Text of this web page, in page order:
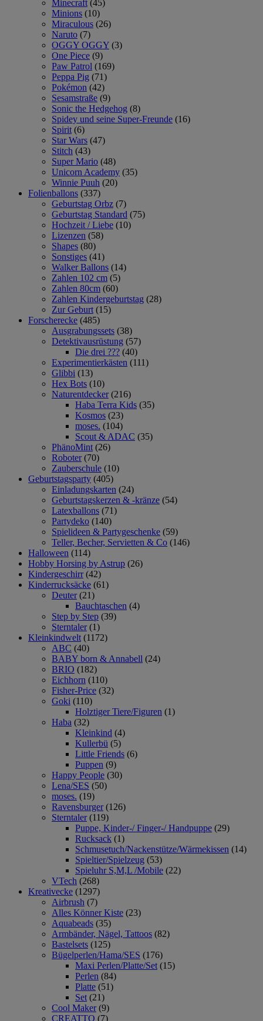
Minecraft (45)
Minions (10)
Miraculous (26)
Naruto (7)
OGGY OGGY (3)
One Piece (9)
Paw Patrol (169)
Peppa Pig (71)
Pokémon (42)
Sesamstraße (9)
Sonic the Hedgehog (8)
Spidey und seine Super-Freunde (16)
Spirit (6)
Star Wars (47)
Stitch (43)
Super Mario (48)
Unicorn Academy (35)
Winnie Puuh (20)
Folienballons (337)
Geburtstag Orbz (7)
Geburtstag Standard (75)
Hochzeit / Liebe (10)
Lizenzen (58)
Shapes (80)
Sonstiges (41)
Walker Ballons (14)
Zahlen 102 cm (5)
Zahlen 80cm (60)
Zahlen Kindergeburtstag (28)
Zur Geburt (15)
Forscherecke (485)
Ausgrabungssets (38)
Detektivausrüstung (57)
Die drei ??? (40)
Experimentierkästen (111)
Glibbi (13)
Hex Bots (10)
Naturentdecker (216)
Haba Terra Kids (35)
Kosmos (23)
moses. (104)
Scout & ADAC (35)
PhänoMint (26)
Roboter (70)
Zauberschule (10)
Geburtstagsparty (405)
Einladungskarten (24)
Geburtstagskerzen & -kränze (54)
Latexballons (71)
Partydeko (140)
Spielideen & Partygeschenke (59)
Teller, Becher, Servietten & Co (146)
Halloween (114)
Hobby Horsing by Astrup (26)
Kindergeschirr (42)
Kinderrucksäcke (61)
Deuter (21)
Bauchtaschen (4)
Step by Step (39)
Sterntaler (1)
Kleinkindwelt (1172)
ABC (40)
BABY born & Annabell (24)
BRIO (182)
Eichhorn (110)
Fisher-Price (32)
Goki (110)
Holztiger Tiere/Figuren (1)
Haba (32)
Kleinkind (4)
Kullerbü (5)
Little Friends (6)
Puppen (9)
Happy People (30)
Lena/SES (50)
moses. (19)
Ravensburger (126)
Sterntaler (119)
Puppe, Kinder-/ Finger-/ Handpuppe (29)
Rucksack (1)
Schmusetuch/Nackenstütze/Wärmekissen (14)
Spieltier/Spielzeug (53)
Spieluhr S,M,L /Mobile (22)
VTech (268)
Kreativecke (1297)
Airbrush (7)
Alles Könner Kiste (23)
Aquabeads (35)
Armbänder, Nägel, Tattoos (82)
Bastelsets (125)
Bügelperlen/Hama/SES (176)
Maxi Perlen/Platte/Set (15)
Perlen (84)
Platte (51)
Set (21)
Cool Maker (9)
CREATTO (7)